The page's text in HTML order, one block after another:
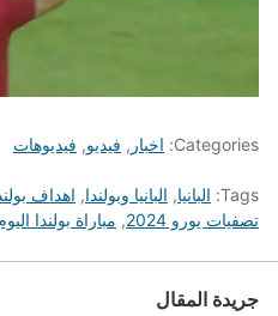
Categories: اخبار , فيديو, فيديوهات
Tags: البانيا, البانيا وبولندا, اهداف
تصفيات يورو 2024
, مباراة بولندا
جريدة المقال